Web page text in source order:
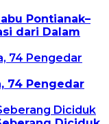
Pontianak–
dari Dalam
74 Pengedar